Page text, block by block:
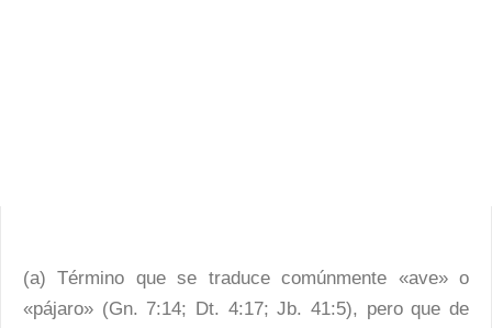
(a) Término que se traduce comúnmente «ave» o
«pájaro» (Gn. 7:14; Dt. 4:17; Jb. 41:5), pero que de